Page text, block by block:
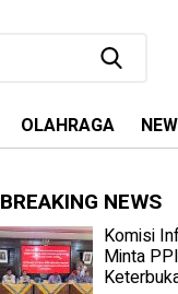
OLAHRAGA
BREAKING NEWS
Komisi
Minta